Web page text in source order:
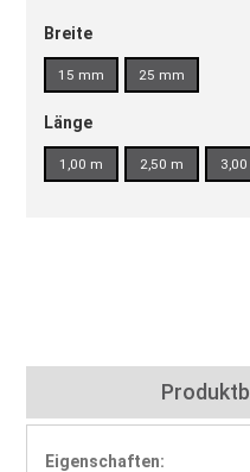
Breite
15 mm 25 mm
Länge
1,00 m 2,50 m
Eigenschaften: